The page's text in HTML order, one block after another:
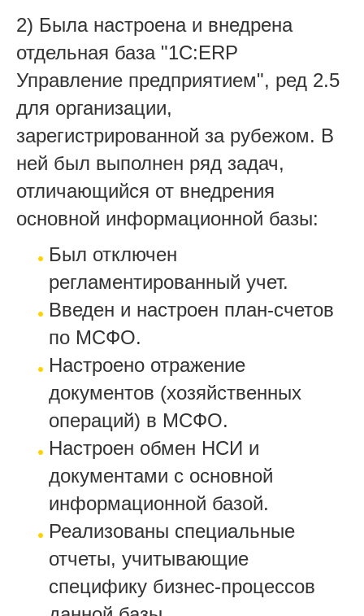
2) Была настроена и внедрена
отдельная база "1С:ERP
Управление предприятием", ред 2.5
для организации,
зарегистрированной за рубежом. В
ней был выполнен ряд задач,
отличающийся от внедрения
основной информационной базы:
Был отключен
регламентированный учет.
Введен и настроен план-счетов
по МСФО.
Настроено отражение
документов (хозяйственных
операций) в МСФО.
Настроен обмен НСИ и
документами с основной
информационной базой.
Реализованы специальные
отчеты, учитывающие
специфику бизнес-процессов